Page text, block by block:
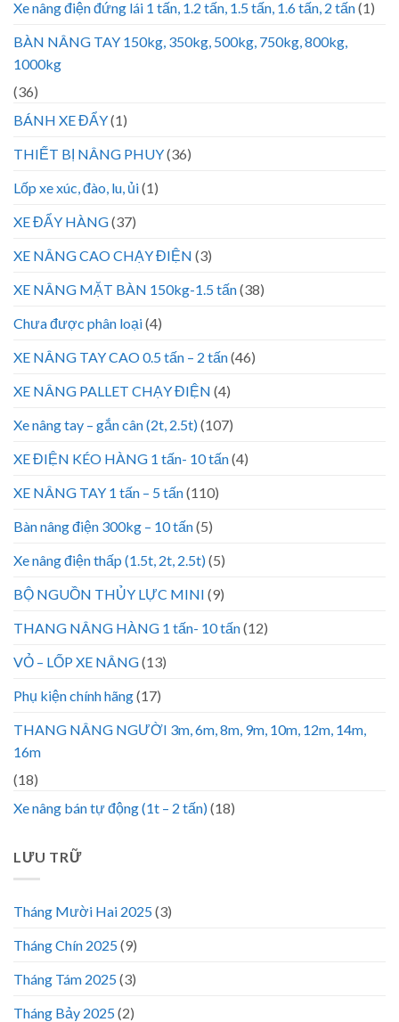
Xe nâng điện đứng lái 1 tấn, 1.2 tấn, 1.5 tấn, 1.6 tấn, 2 tấn(1)
BÀN NÂNG TAY 150kg, 350kg, 500kg, 750kg, 800kg,
1000kg
(36)
BÁNH XE ĐẨY(1)
THIẾT BỊ NÂNG PHUY(36)
Lốp xe xúc, đào, lu, ủi(1)
XE ĐẨY HÀNG(37)
XE NÂNG CAO CHẠY ĐIỆN (3)
XE NÂNG MẶT BÀN 150kg-1.5 tấn(38)
Chưa được phân loại(4)
XE NÂNG TAY CAO 0.5 tấn – 2 tấn(46)
XE NÂNG PALLET CHẠY ĐIỆN (4)
Xe nâng tay – gắn cân (2t, 2.5t)(107)
XE ĐIỆN KÉO HÀNG 1 tấn- 10 tấn(4)
XE NÂNG TAY 1 tấn – 5 tấn(110)
Bàn nâng điện 300kg – 10 tấn(5)
Xe nâng điện thấp (1.5t, 2t, 2.5t)(5)
BỘ NGUỒN THỦY LỰC MINI (9)
THANG NÂNG HÀNG 1 tấn- 10 tấn(12)
VỎ – LỐP XE NÂNG(13)
Phụ kiện chính hãng(17)
THANG NÂNG NGƯỜI 3m, 6m, 8m, 9m, 10m, 12m, 14m,
16m
(18)
Xe nâng bán tự động (1t – 2 tấn)(18)
LƯU TRỮ
Tháng Mười Hai 2025(3)
Tháng Chín 2025(9)
Tháng Tám 2025(3)
Tháng Bảy 2025(2)